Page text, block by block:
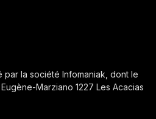
la société Infomaniak, dont le
Marziano 1227 Les Acacias